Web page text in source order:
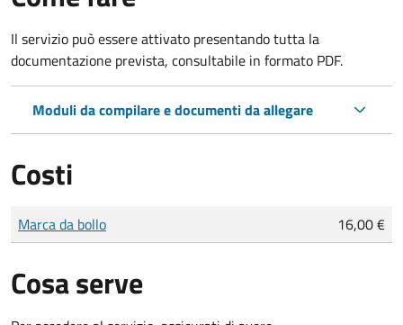
Il servizio può essere attivato presentando tutta la
documentazione prevista, consultabile in formato PDF.
Moduli da compilare e documenti da allegare
Costi
Tipo di pagamento
Importo
Marca da bollo 16,00 €
Cosa serve